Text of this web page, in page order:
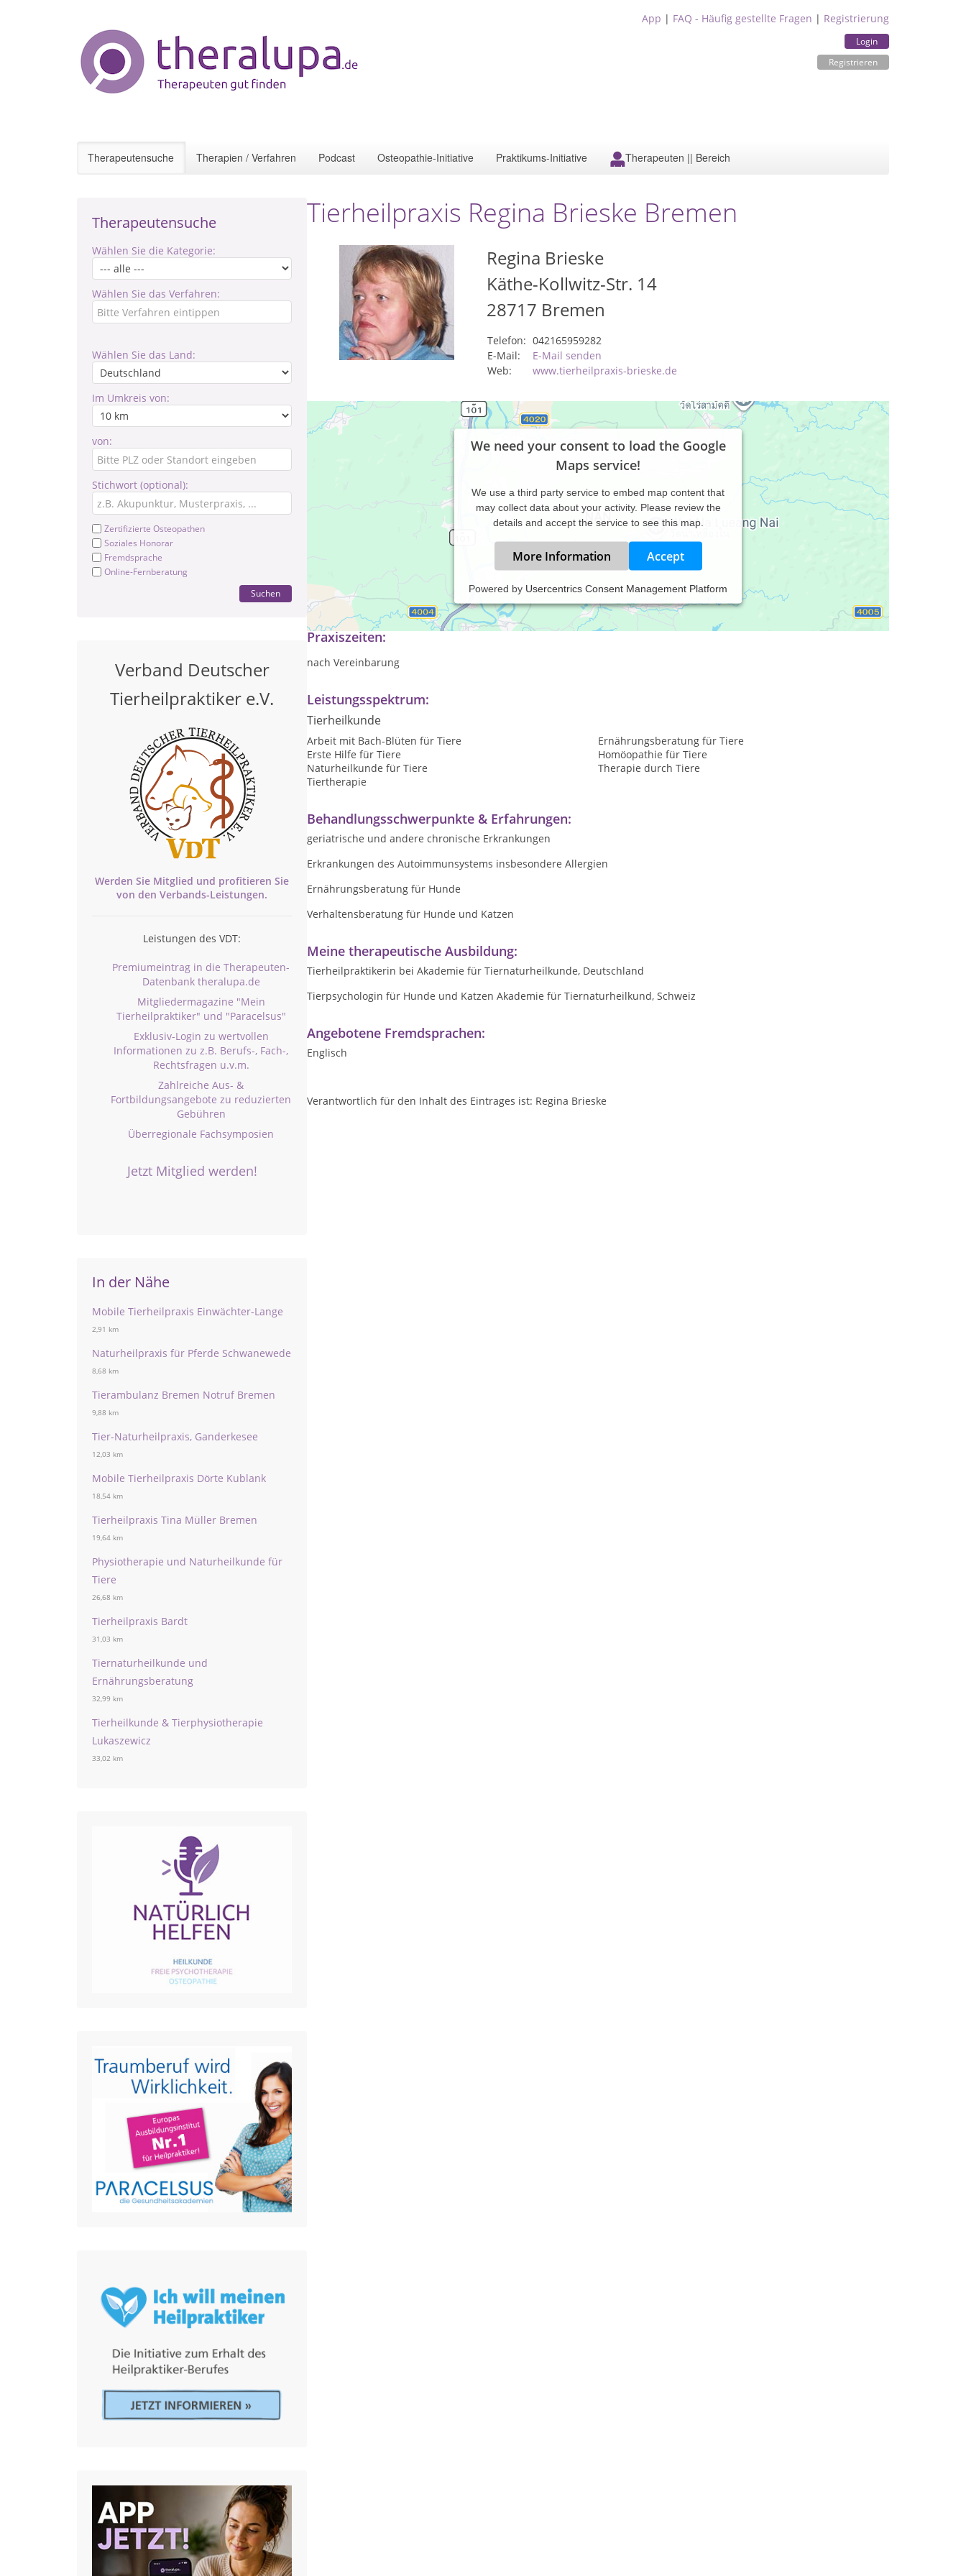
App | FAQ - Häufig gestellte Fragen | Registrierung
Login
Registrieren
Therapeutensuche Therapien / Verfahren Podcast Osteopathie-Initiative Praktikums-Initiative Therapeuten || Bereich
Therapeutensuche
Wählen Sie die Kategorie:
Wählen Sie das Verfahren:
Wählen Sie das Land:
Im Umkreis von:
von:
Stichwort (optional):
Zertifizierte Osteopathen
Soziales Honorar
Fremdsprache
Online-Fernberatung
Suchen
Verband Deutscher
Tierheilpraktiker e.V.
Werden Sie Mitglied und profitieren Sie
von den Verbands-Leistungen.
Leistungen des VDT:
Premiumeintrag in die Therapeuten-
Datenbank theralupa.de
Mitgliedermagazine "Mein
Tierheilpraktiker" und "Paracelsus"
Exklusiv-Login zu wertvollen
Informationen zu z.B. Berufs-, Fach-,
Rechtsfragen u.v.m.
Zahlreiche Aus- &
Fortbildungsangebote zu reduzierten
Gebühren
Überregionale Fachsymposien
Jetzt Mitglied werden!
In der Nähe
Mobile Tierheilpraxis Einwächter-Lange
2,91 km
Naturheilpraxis für Pferde Schwanewede
8,68 km
Tierambulanz Bremen Notruf Bremen
9,88 km
Tier-Naturheilpraxis, Ganderkesee
12,03 km
Mobile Tierheilpraxis Dörte Kublank
18,54 km
Tierheilpraxis Tina Müller Bremen
19,64 km
Physiotherapie und Naturheilkunde für
Tiere
26,68 km
Tierheilpraxis Bardt
31,03 km
Tiernaturheilkunde und
Ernährungsberatung
32,99 km
Tierheilkunde & Tierphysiotherapie
Lukaszewicz
33,02 km
Tierheilpraxis Regina Brieske Bremen
Regina Brieske
Käthe-Kollwitz-Str. 14
28717 Bremen
Telefon: 042165959282
E-Mail:
E-Mail senden
Web:
www.tierheilpraxis-brieske.de
We need your consent to load the Google
Maps service!
We use a third party service to embed map content that
may collect data about your activity. Please review the
details and accept the service to see this map.
More Information Accept
Powered by Usercentrics Consent Management Platform
Praxis für Tiernaturheilkunde und Tierpsychologie
Praxiszeiten:
nach Vereinbarung
Leistungsspektrum:
Tierheilkunde
Arbeit mit Bach-Blüten für Tiere
Ernährungsberatung für Tiere
Erste Hilfe für Tiere
Homöopathie für Tiere
Naturheilkunde für Tiere
Therapie durch Tiere
Tiertherapie
Behandlungsschwerpunkte & Erfahrungen:
geriatrische und andere chronische Erkrankungen
Erkrankungen des Autoimmunsystems insbesondere Allergien
Ernährungsberatung für Hunde
Verhaltensberatung für Hunde und Katzen
Meine therapeutische Ausbildung:
Tierheilpraktikerin bei Akademie für Tiernaturheilkunde, Deutschland
Tierpsychologin für Hunde und Katzen Akademie für Tiernaturheilkund, Schweiz
Angebotene Fremdsprachen:
Englisch
Verantwortlich für den Inhalt des Eintrages ist: Regina Brieske